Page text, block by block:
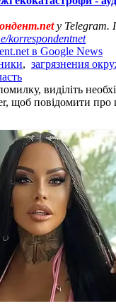
у Telegram.
korrespondentnet
в Google News
, загрязнения
виділіть
щоб повідомити про